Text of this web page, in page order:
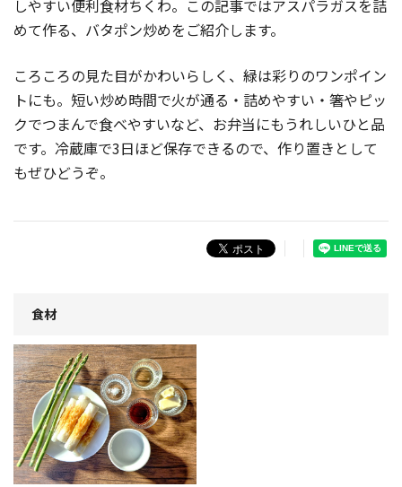
しやすい便利食材ちくわ。この記事ではアスパラガスを詰
めて作る、バタポン炒めをご紹介します。
ころころの見た目がかわいらしく、緑は彩りのワンポイン
トにも。短い炒め時間で火が通る・詰めやすい・箸やピッ
クでつまんで食べやすいなど、お弁当にもうれしいひと品
です。冷蔵庫で3日ほど保存できるので、作り置きとして
もぜひどうぞ。
食材